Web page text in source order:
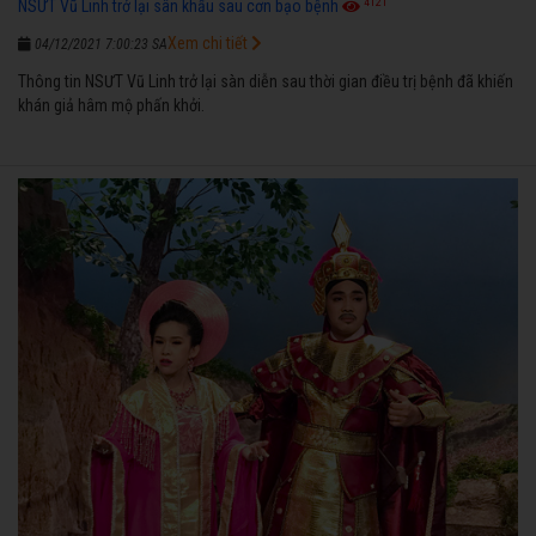
NSƯT Vũ Linh trở lại sân khấu sau cơn bạo bệnh
04/12/2021 7:00:23 SA
Thông tin NSƯT Vũ Linh trở lại sàn diễn sau thời gian điều trị bệnh đã khiến
khán giả hâm mộ phấn khởi.
Xem chi tiết